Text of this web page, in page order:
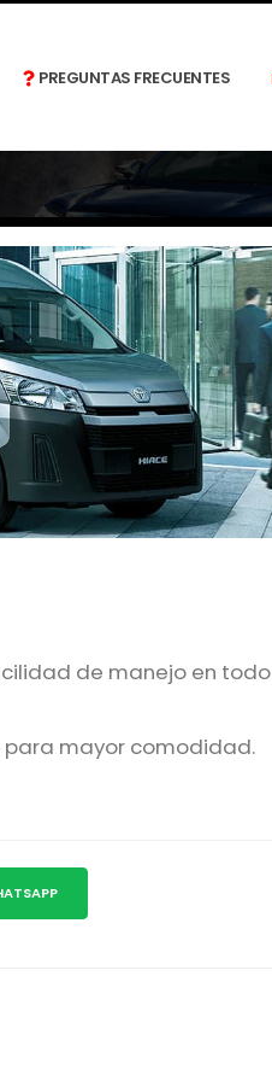
PREGUNTAS FRECUENTES
de manejo en todo
mayor comodidad.